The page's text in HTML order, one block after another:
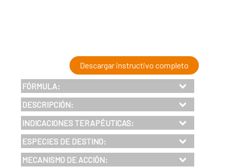
Descargar instructivo completo
FÓRMULA:
DESCRIPCIÓN:
INDICACIONES TERAPÉUTICAS:
ESPECIES DE DESTINO:
MECANISMO DE ACCIÓN: